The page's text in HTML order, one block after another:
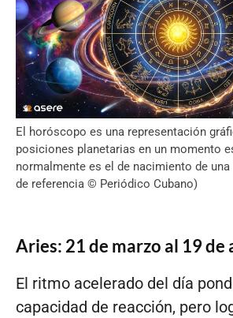
El horóscopo es una representación
posiciones planetarias en un momento
normalmente es el de nacimiento de
de referencia © Periódico Cubano)
Aries: 21 de marzo al 19 de
El ritmo acelerado del día
capacidad de reacción, pero